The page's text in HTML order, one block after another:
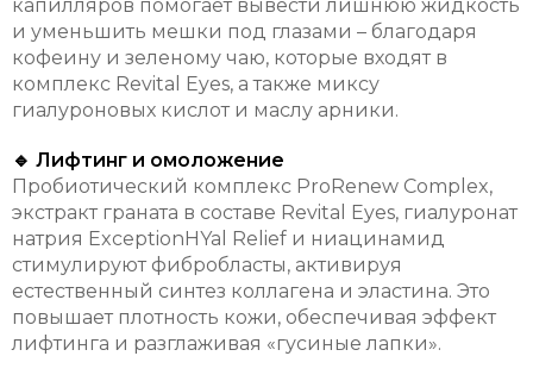
капилляров помогает вывести лишнюю жидкость
и уменьшить мешки под глазами – благодаря
кофеину и зеленому чаю, которые входят в
комплекс Revital Eyes, а также миксу
гиалуроновых кислот и маслу арники.
🔹 Лифтинг и омоложение
Пробиотический комплекс ProRenew Complex,
экстракт граната в составе Revital Eyes, гиалуронат
натрия ExceptionHYal Relief и ниацинамид
стимулируют фибробласты, активируя
естественный синтез коллагена и эластина. Это
повышает плотность кожи, обеспечивая эффект
лифтинга и разглаживая «гусиные лапки».